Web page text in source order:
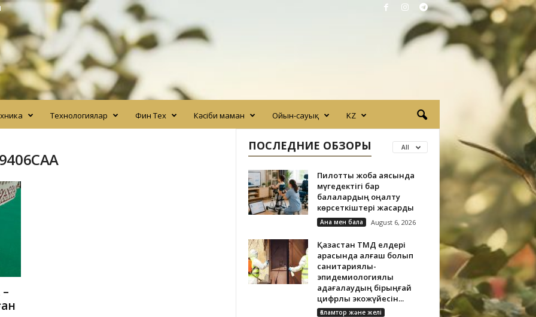
Технологиялар Фин Тех Кәсіби маман Ойын-сауық KZ
ПОСЛЕДНИЕ ОБЗОРЫ All
Пилоттық жоба аясында
мүгедектігі бар
балалардың оңалту
көрсеткіштері жақсарды
Ана мен бала August 6, 2026
Қазақстан ТМД елдері
арасында алғаш болып
санитариялық-
эпидемиологиялық
қадағалаудың бірыңғай
цифрлық экожүйесін...
Ғаламтор және желі